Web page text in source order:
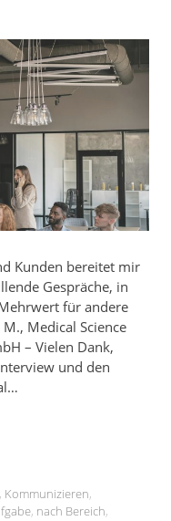
Kunden bereitet mir
Gespräche, in
für andere
Medical Science
– Vielen Dank,
und den
, Kommunizieren,
, nach Bereich,